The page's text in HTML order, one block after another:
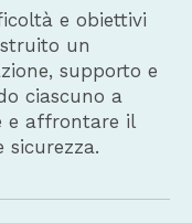
e obiettivi
un
supporto e
ciascuno a
e affrontare il
sicurezza.